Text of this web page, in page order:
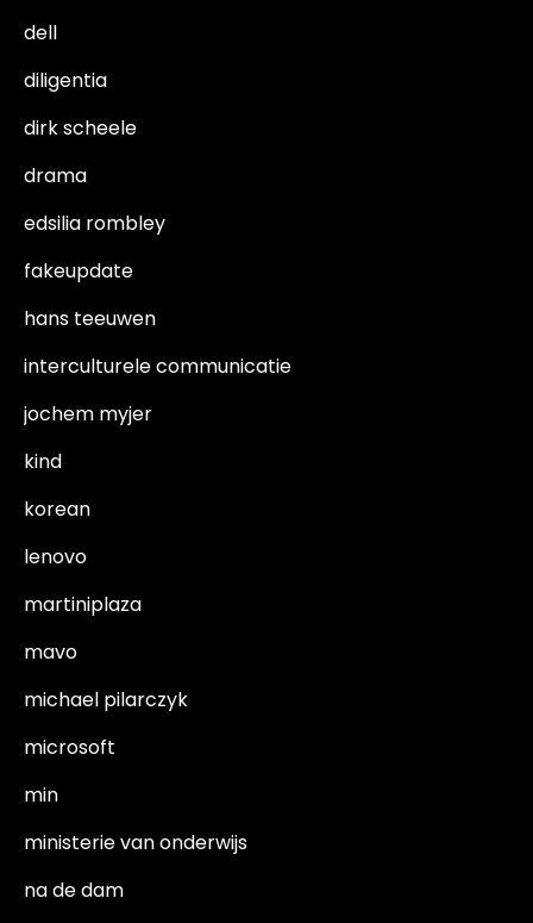
dell
diligentia
dirk scheele
drama
edsilia rombley
fakeupdate
hans teeuwen
interculturele communicatie
jochem myjer
kind
korean
lenovo
martiniplaza
mavo
michael pilarczyk
microsoft
min
ministerie van onderwijs
na de dam